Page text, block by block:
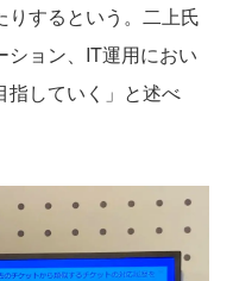
りするという。二上氏
ション、IT運用におい
指していく」と述べ